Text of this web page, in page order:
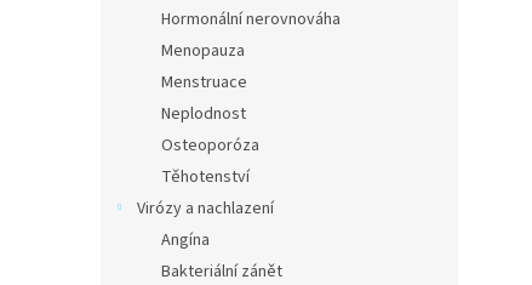
Hormonální nerovnováha
Menopauza
Menstruace
Neplodnost
Osteoporóza
Těhotenství
Virózy a nachlazení
Angína
Bakteriální zánět